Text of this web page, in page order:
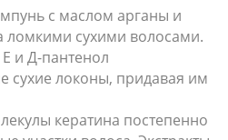
с маслом арганы и
ломкими сухими волосами.
и Д-пантенол
сухие локоны, придавая им
кератина постепенно